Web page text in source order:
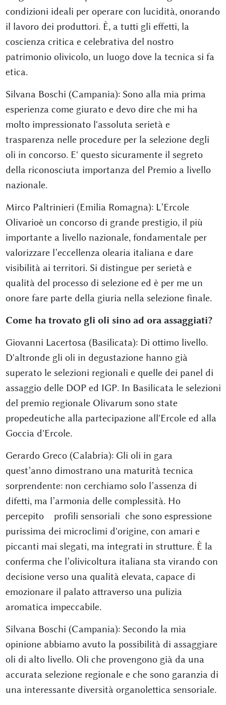
condizioni ideali per operare con lucidità, onorando
il lavoro dei produttori. È, a tutti gli effetti, la
coscienza critica e celebrativa del nostro
patrimonio olivicolo, un luogo dove la tecnica si fa
etica.
Silvana Boschi (Campania): Sono alla mia prima
esperienza come giurato e devo dire che mi ha
molto impressionato l'assoluta serietà e
trasparenza nelle procedure per la selezione degli
oli in concorso. E' questo sicuramente il segreto
della riconosciuta importanza del Premio a livello
nazionale.
Mirco Paltrinieri (Emilia Romagna): L’Ercole
Olivarioè un concorso di grande prestigio, il più
importante a livello nazionale, fondamentale per
valorizzare l’eccellenza olearia italiana e dare
visibilità ai territori. Si distingue per serietà e
qualità del processo di selezione ed è per me un
onore fare parte della giuria nella selezione finale.
Come ha trovato gli oli sino ad ora assaggiati?
Giovanni Lacertosa (Basilicata): Di ottimo livello.
D'altronde gli oli in degustazione hanno già
superato le selezioni regionali e quelle dei panel di
assaggio delle DOP ed IGP. In Basilicata le selezioni
del premio regionale Olivarum sono state
propedeutiche alla partecipazione all'Ercole ed alla
Goccia d'Ercole.
Gerardo Greco (Calabria): Gli oli in gara
quest’anno dimostrano una maturità tecnica
sorprendente: non cerchiamo solo l’assenza di
difetti, ma l’armonia delle complessità. Ho
percepito profili sensoriali che sono espressione
purissima dei microclimi d'origine, con amari e
piccanti mai slegati, ma integrati in strutture. È la
conferma che l’olivicoltura italiana sta virando con
decisione verso una qualità elevata, capace di
emozionare il palato attraverso una pulizia
aromatica impeccabile.
Silvana Boschi (Campania): Secondo la mia
opinione abbiamo avuto la possibilità di assaggiare
oli di alto livello. Oli che provengono già da una
accurata selezione regionale e che sono garanzia di
una interessante diversità organolettica sensoriale.